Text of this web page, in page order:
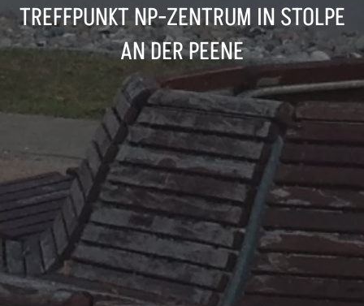
TREFFPUNKT NP-ZENTRUM IN STOLPE
AN DER PEENE